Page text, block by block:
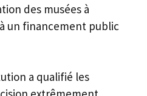
des musées à
un financement public
a qualifié les